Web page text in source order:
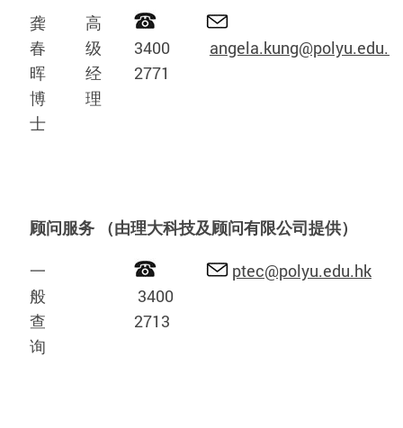
龚
春
晖
博
士
高
级
经
理
3400
2771
顾问服务 （由理大科技及顾问有限公司提供）
一
般
查
询
3400
2713
ptec@polyu.edu.hk